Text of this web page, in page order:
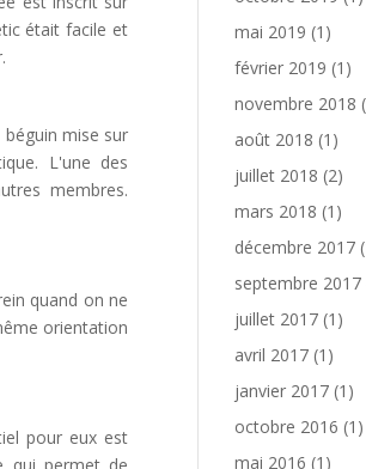
était facile et
mise sur
L'une des
membres.
quand on ne
orientation
pour eux est
mai 2019 (1)
février 2019 (1)
novembre 2018
août 2018 (1)
juillet 2018 (2)
mars 2018 (1)
décembre 2017
septembre 2017
juillet 2017 (1)
avril 2017 (1)
janvier 2017 (1)
octobre 2016 (1)
mai 2016 (1)